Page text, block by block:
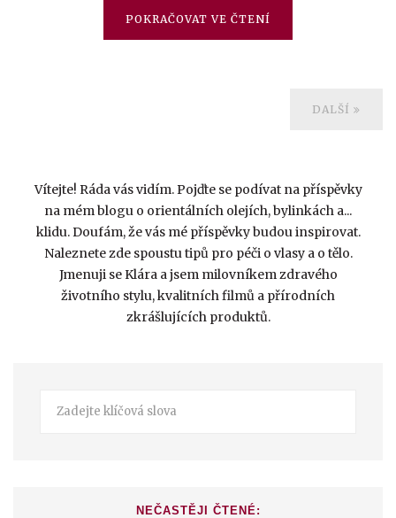
POKRAČOVAT VE ČTENÍ
DALŠÍ
Vítejte! Ráda vás vidím. Pojďte se podívat na příspěvky
na mém blogu o orientálních olejích, bylinkách a...
klidu. Doufám, že vás mé příspěvky budou inspirovat.
Naleznete zde spoustu tipů pro péči o vlasy a o tělo.
Jmenuji se Klára a jsem milovníkem zdravého
životního stylu, kvalitních filmů a přírodních
zkrášlujících produktů.
NEČASTĚJI ČTENÉ: